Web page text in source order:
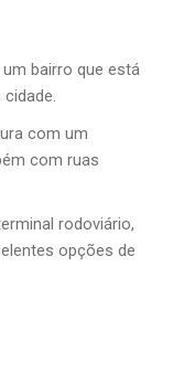
bairro que está
com um
com ruas
rodoviário,
opções de